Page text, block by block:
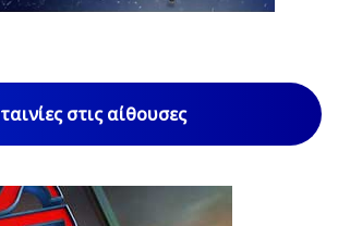
ταινίες στις αίθουσες